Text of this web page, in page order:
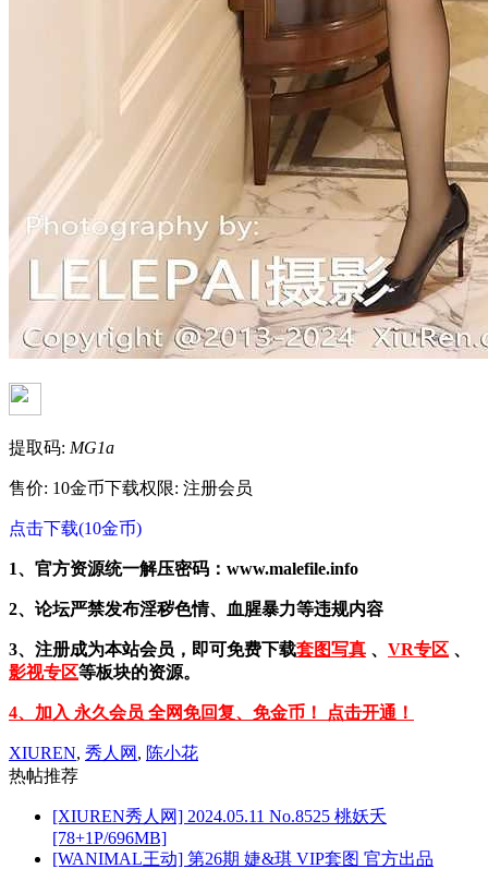
提取码: MG1a
售价: 10金币下载权限: 注册会员
点击下载(10金币)
1、官方资源统一解压密码：www.malefile.info
2、论坛严禁发布淫秽色情、血腥暴力等违规内容
3、注册成为本站会员，即可免费下载套图写真 、 VR专区 、
影视专区等板块的资源。
4、加入 永久会员 全网免回复、免金币！ 点击开通！
XIUREN, 秀人网 , 陈小花
热帖推荐
[XIUREN秀人网] 2024.05.11 No.8525 桃妖夭
[78+1P/696MB]
[WANIMAL王动] 第26期 婕&琪 VIP套图 官方出品